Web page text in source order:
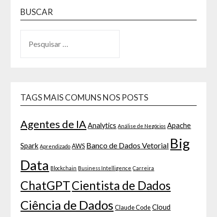
BUSCAR
TAGS MAIS COMUNS NOS POSTS
Agentes de IA Analytics Análise de Negócios Apache
Spark Aprendizado AWS Banco de Dados Vetorial Big
Data Blockchain Business Intelligence Carreira
ChatGPTCientista de Dados
Ciência de Dados Claude Code Cloud